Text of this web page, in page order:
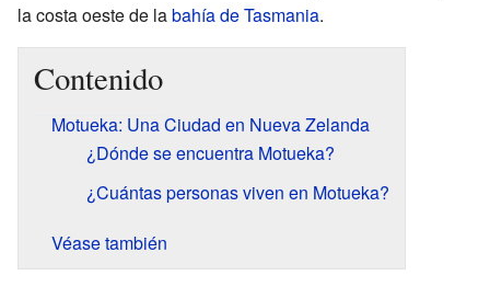
la costa oeste de labahía de Tasmania.
Contenido
Motueka: Una Ciudad en Nueva Zelanda
¿Dónde se encuentra Motueka?
¿Cuántas personas viven en Motueka?
Véase también